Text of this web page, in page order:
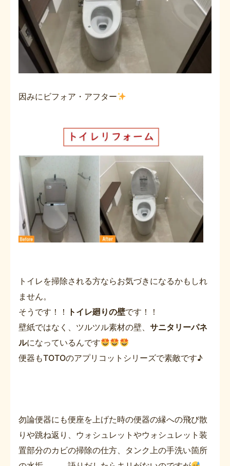
因みにビフォア・アフター
トイレを掃除される方ならお気づきになるかもしれ
ません。
そうです！！
トイレ廻りの壁です！！
壁紙ではなく、ツルツル素材の壁、 サニタリーパネ
ルになっているんです
便器もTOTOのアプリコットシリーズで素敵です♪
勿論便器にも便座を上げた時の便器の縁への飛び散
りや跳ね返り、ウォシュレットやウォシュレット装
置部分のカビの掃除の仕方、タンク上の手洗い箇所